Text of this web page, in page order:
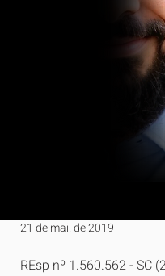
21 de mai. de 2019
REsp nº 1.560.562 - SC